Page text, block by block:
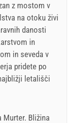
z mostom v
na otoku živi
danosti
in
in seveda v
pridete po
letališči
Murter. Bližina